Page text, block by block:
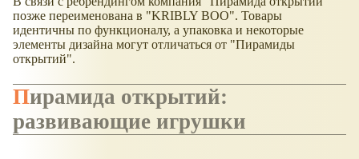
позже переименована в "KRIBLY BOO". Товары
идентичны по функционалу, а упаковка и некоторые
элементы дизайна могут отличаться от "Пирамиды
открытий".
Пирамида открытий:
развивающие игрушки